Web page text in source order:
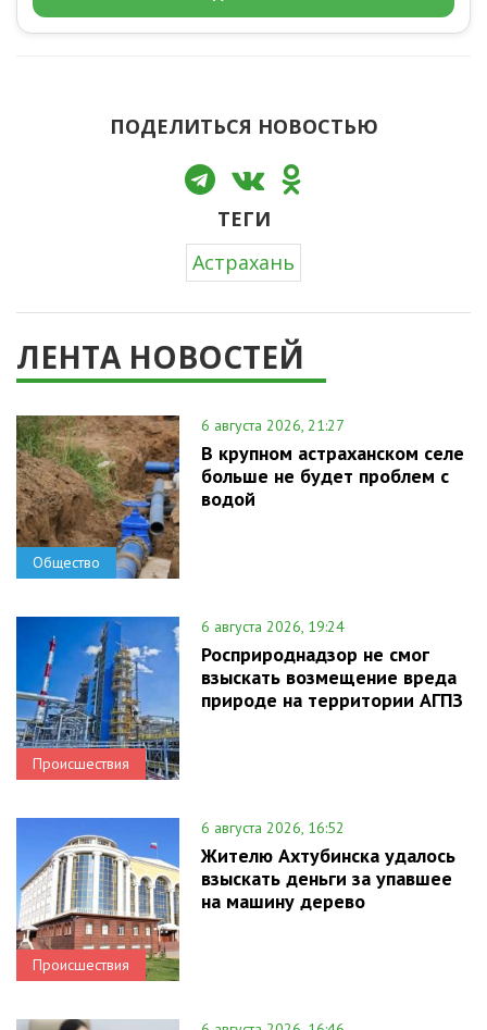
ПОДЕЛИТЬСЯ НОВОСТЬЮ
ТЕГИ
Астрахань
ЛЕНТА НОВОСТЕЙ
Общество
6 августа 2026, 21:27
В крупном астраханском селе
больше не будет проблем с
водой
Происшествия
6 августа 2026, 19:24
Росприроднадзор не смог
взыскать возмещение вреда
природе на территории АГПЗ
Происшествия
6 августа 2026, 16:52
Жителю Ахтубинска удалось
взыскать деньги за упавшее
на машину дерево